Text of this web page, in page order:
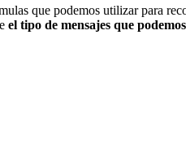
que podemos utilizar para
el tipo de mensajes que